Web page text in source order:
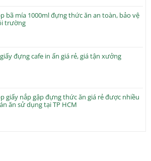
bã mía 1000ml đựng thức ăn an toàn, bảo vệ
trường
đựng cafe in ấn giá rẻ, giá tận xưởng
giấy nắp gập đựng thức ăn giá rẻ được nhiều
ăn sử dụng tại TP HCM